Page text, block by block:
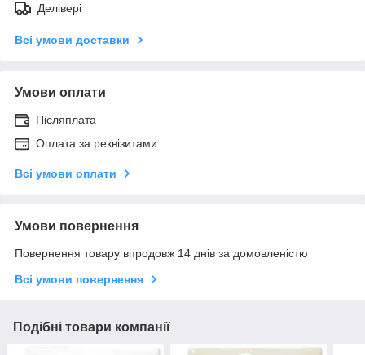
Делівері
Всі умови доставки
Умови оплати
Післяплата
Оплата за реквізитами
Всі умови оплати
Умови повернення
Повернення товару впродовж 14 днів за домовленістю
Всі умови повернення
Подібні товари компанії